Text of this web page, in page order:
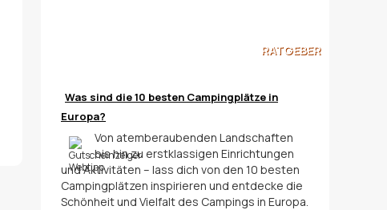
RATGEBER
Was sind die 10 besten Campingplätze in
Europa?
Von atemberaubenden Landschaften
bis hin zu erstklassigen Einrichtungen
und Aktivitäten – lass dich von den 10 besten
Campingplätzen inspirieren und entdecke die
Schönheit und Vielfalt des Campings in Europa.